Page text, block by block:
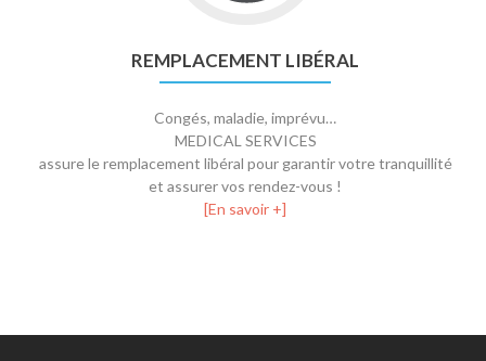
REMPLACEMENT LIBÉRAL
Congés, maladie, imprévu…
MEDICAL SERVICES
assure le remplacement libéral pour garantir votre tranquillité
et assurer vos rendez-vous !
[En savoir +]